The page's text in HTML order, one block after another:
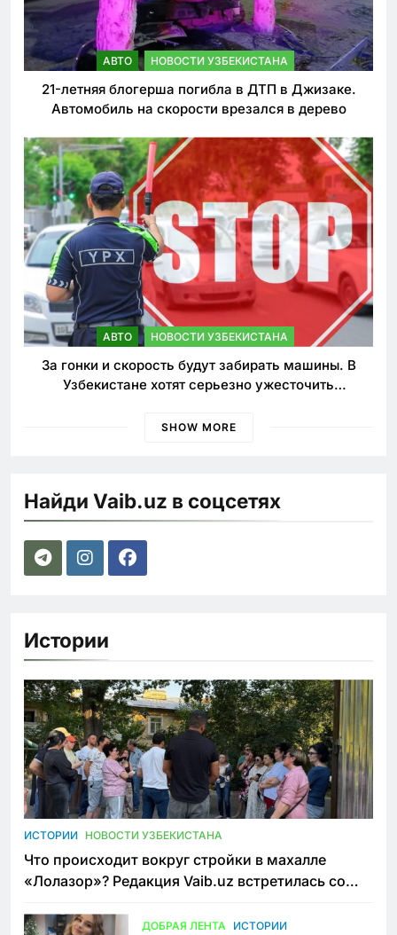
АВТО НОВОСТИ УЗБЕКИСТАНА
21-летняя блогерша погибла в ДТП в Джизаке.
Автомобиль на скорости врезался в дерево
АВТО НОВОСТИ УЗБЕКИСТАНА
За гонки и скорость будут забирать машины. В
Узбекистане хотят серьезно ужесточить
SHOW MORE
Найди Vaib.uz в соцсетях
Истории
ИСТОРИИ НОВОСТИ УЗБЕКИСТАНА
Что происходит вокруг стройки в махалле
«Лолазор»? Редакция Vaib.uz встретилась со
ДОБРАЯ ЛЕНТА ИСТОРИИ